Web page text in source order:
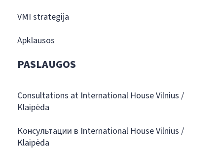
VMI strategija
Apklausos
PASLAUGOS
Consultations at International House Vilnius /
Klaipėda
Консультации в International House Vilnius /
Klaipėda